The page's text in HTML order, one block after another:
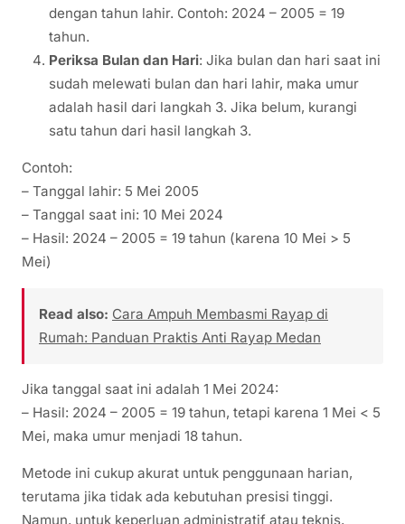
dengan tahun lahir. Contoh: 2024 – 2005 = 19
tahun.
Periksa Bulan dan Hari: Jika bulan dan hari saat ini
sudah melewati bulan dan hari lahir, maka umur
adalah hasil dari langkah 3. Jika belum, kurangi
satu tahun dari hasil langkah 3.
Contoh:
– Tanggal lahir: 5 Mei 2005
– Tanggal saat ini: 10 Mei 2024
– Hasil: 2024 – 2005 = 19 tahun (karena 10 Mei > 5
Mei)
Read also: Cara Ampuh Membasmi Rayap di
Rumah: Panduan Praktis Anti Rayap Medan
Jika tanggal saat ini adalah 1 Mei 2024:
– Hasil: 2024 – 2005 = 19 tahun, tetapi karena 1 Mei < 5
Mei, maka umur menjadi 18 tahun.
Metode ini cukup akurat untuk penggunaan harian,
terutama jika tidak ada kebutuhan presisi tinggi.
Namun, untuk keperluan administratif atau teknis,